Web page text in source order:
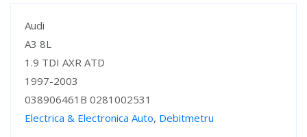
Specificații
Audi
A3 8L
1.9 TDI AXR ATD
1997-2003
038906461B 0281002531
Electrica & Electronica Auto, Debitmetru